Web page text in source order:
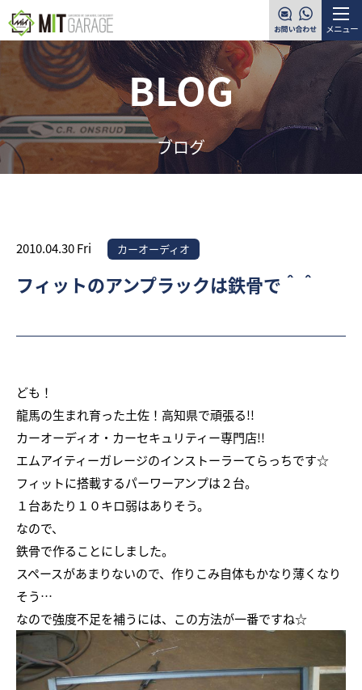
メニュー
BLOG
ブログ
2010.04.30 Fri カーオーディオ
フィットのアンプラックは鉄骨で＾＾
ども！
龍馬の生まれ育った土佐！高知県で頑張る!!
カーオーディオ・カーセキュリティー専門店!!
エムアイティーガレージのインストーラーてらっちです☆
フィットに搭載するパーワーアンプは２台。
１台あたり１０キロ弱はありそう。
なので、
鉄骨で作ることにしました。
スペースがあまりないので、作りこみ自体もかなり薄くなり
そう…
なので強度不足を補うには、この方法が一番ですね☆